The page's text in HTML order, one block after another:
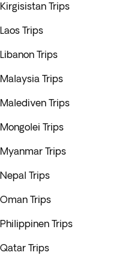
Kirgisistan Trips
Laos Trips
Libanon Trips
Malaysia Trips
Malediven Trips
Mongolei Trips
Myanmar Trips
Nepal Trips
Oman Trips
Philippinen Trips
Qatar Trips